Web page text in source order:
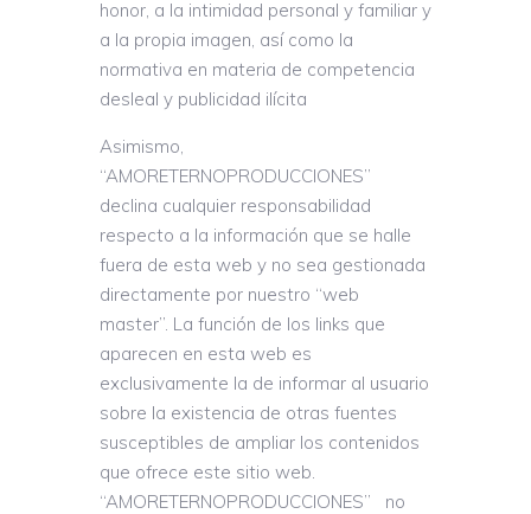
honor, a la intimidad personal y familiar y
a la propia imagen, así como la
normativa en materia de competencia
desleal y publicidad ilícita
Asimismo,
“AMORETERNOPRODUCCIONES”
declina cualquier responsabilidad
respecto a la información que se halle
fuera de esta web y no sea gestionada
directamente por nuestro “web
master”. La función de los links que
aparecen en esta web es
exclusivamente la de informar al usuario
sobre la existencia de otras fuentes
susceptibles de ampliar los contenidos
que ofrece este sitio web.
“AMORETERNOPRODUCCIONES” no